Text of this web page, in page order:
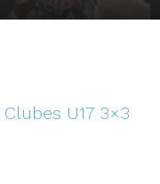
U17 3×3